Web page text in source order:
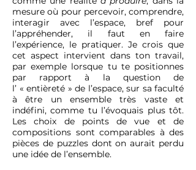
mesure où pour percevoir, comprendre,
interagir avec l’espace, bref pour
l’appréhender, il faut en faire
l’expérience, le pratiquer. Je crois que
cet aspect intervient dans ton travail,
par exemple lorsque tu te positionnes
par rapport à la question de
l’ « entièreté » de l’espace, sur sa faculté
à être un ensemble très vaste et
indéfini, comme tu l’évoquais plus tôt.
Les choix de points de vue et de
compositions sont comparables à des
pièces de puzzles dont on aurait perdu
une idée de l’ensemble.